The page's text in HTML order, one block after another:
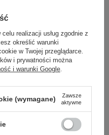
realizacji usług zgodnie z
określić warunki
w Twojej przeglądarce.
i prywatności można
i warunki Google.
(wymagane)
Zawsze
aktywne